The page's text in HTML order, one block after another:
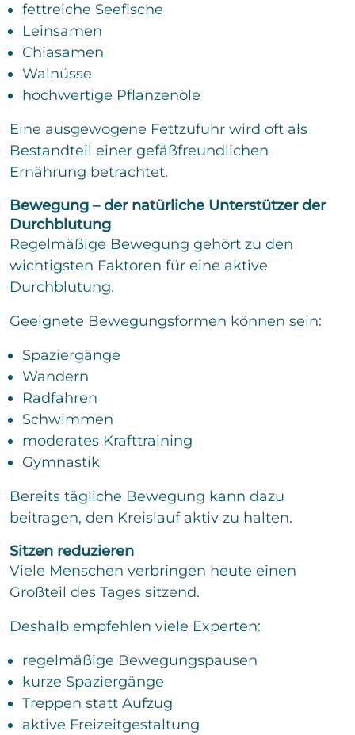
fettreiche Seefische
Leinsamen
Chiasamen
Walnüsse
hochwertige Pflanzenöle
Eine ausgewogene Fettzufuhr wird oft als
Bestandteil einer gefäßfreundlichen
Ernährung betrachtet.
Bewegung – der natürliche Unterstützer der
Durchblutung
Regelmäßige Bewegung gehört zu den
wichtigsten Faktoren für eine aktive
Durchblutung.
Geeignete Bewegungsformen können sein:
Spaziergänge
Wandern
Radfahren
Schwimmen
moderates Krafttraining
Gymnastik
Bereits tägliche Bewegung kann dazu
beitragen, den Kreislauf aktiv zu halten.
Sitzen reduzieren
Viele Menschen verbringen heute einen
Großteil des Tages sitzend.
Deshalb empfehlen viele Experten:
regelmäßige Bewegungspausen
kurze Spaziergänge
Treppen statt Aufzug
aktive Freizeitgestaltung